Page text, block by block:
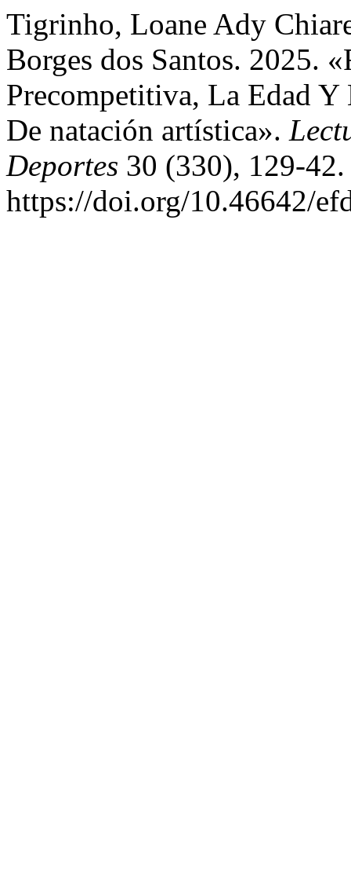
Tigrinho, Loane Ady
Borges dos Santos. 2025.
Precompetitiva, La Edad
De natación artística».
Deportes 30 (330), 129-42.
https://doi.org/10.46642/